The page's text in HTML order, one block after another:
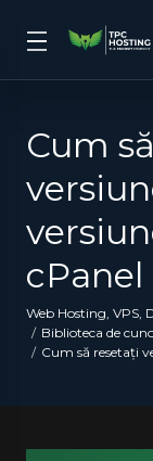
Cum
cPanel
Web Hosting, VPS,
Biblioteca de
Cum să resetați